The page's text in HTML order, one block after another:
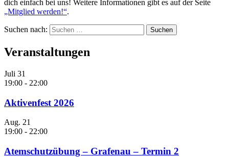
dich einfach bei uns! Weitere Informationen gibt es auf der Seite
„Mitglied werden!“.
Suchen nach:
Veranstaltungen
Juli 31
19:00 - 22:00
Aktivenfest 2026
Aug. 21
19:00 - 22:00
Atemschutzübung – Grafenau – Termin 2